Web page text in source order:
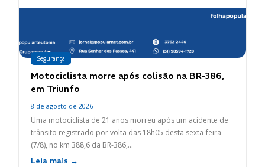
Segurança
Motociclista morre após colisão na BR-386,
em Triunfo
8 de agosto de 2026
Uma motociclista de 21 anos morreu após um acidente de
trânsito registrado por volta das 18h05 desta sexta-feira
(7/8), no km 388,6 da BR-386,...
Leia mais →